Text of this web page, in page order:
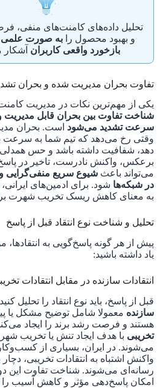
تحلیل داده‌های کامنت‌های منفی،
و بهبود محصول را به صورت علمی
بازخورد واقعی کاربران
تفاوت بحران مدیریت شده و بحران
یکی از مهم‌ترین نکات در مدیریت
شناخت تفاوت بین بحران قابل مدیریت
سرعت تشدید می‌شود است. بحران
وقتی رخ می‌دهد که تیم شما به سرعت به
دهد، شفافیت داشته باشد و حس همدلی
برعکس، واکنش نادرست، تاخیر در
می‌تواند باعث شیوع سریع منفی‌گرایی
در شبکه‌ها شود. برای ادمین‌های
به معنای کاهش ریسک تخریب شهرت
تحلیل و شناخت نوع انتقاد قبل از پاسخ
پیش از هر گونه پاسخ‌گویی به انتقادها،
یاد داشته باشید:
انتقادات سازنده در مقابل انتقادات
قبل از پاسخ، باید نوع انتقاد را تحلیل
سازنده معمولا شامل توضیح مشکل یا
هستند و فرصت رشد برند را ایجاد
تخریبی با هدف ایجاد تنش یا تخریب
می‌شوند. در ایران، بسیاری از
واکنش اشتباه به انتقادات تخریبی،
رسانه‌ای می‌شوند. شناخت تفاوت این دو
امکان پاسخ‌دهی مؤثر و کاهش آسیب